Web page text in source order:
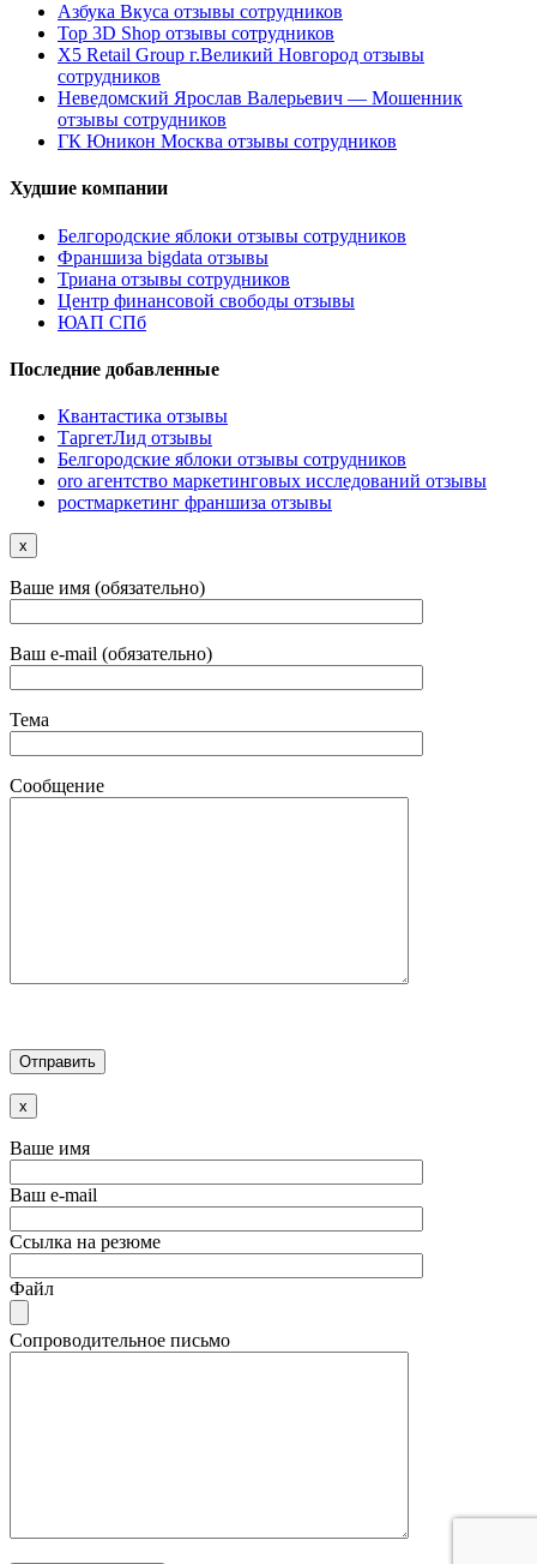
Азбука Вкуса отзывы сотрудников
Top 3D Shop отзывы сотрудников
X5 Retail Group г.Великий Новгород отзывы
сотрудников
Неведомский Ярослав Валерьевич — Мошенник
отзывы сотрудников
ГК Юникон Москва отзывы сотрудников
Худшие компании
Белгородские яблоки отзывы сотрудников
Франшиза bigdata отзывы
Триана отзывы сотрудников
Центр финансовой свободы отзывы
ЮАП СПб
Последние добавленные
Квантастика отзывы
ТаргетЛид отзывы
Белгородские яблоки отзывы сотрудников
oro агентство маркетинговых исследований отзывы
ростмаркетинг франшиза отзывы
x
Ваше имя (обязательно)
Ваш e-mail (обязательно)
Тема
Сообщение
x
Ваше имя
Ваш e-mail
Ссылка на резюме
Файл
Сопроводительное письмо